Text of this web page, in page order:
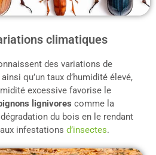
climatiques
des variations de
qu’un taux d’humidité élevé,
excessive favorise le
lignivores comme la
du bois en le rendant
infestations d’insectes.